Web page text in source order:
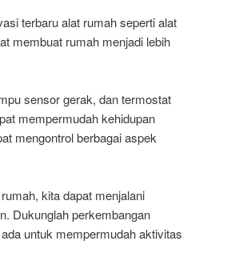
terbaru alat rumah seperti alat
membuat rumah menjadi lebih
sensor gerak, dan termostat
mempermudah kehidupan
mengontrol berbagai aspek
kita dapat menjalani
Dukunglah perkembangan
untuk mempermudah aktivitas